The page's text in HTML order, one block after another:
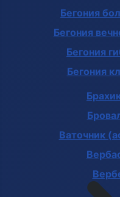
Бегония
Бегония
Бегония
Бегония
Ваточник